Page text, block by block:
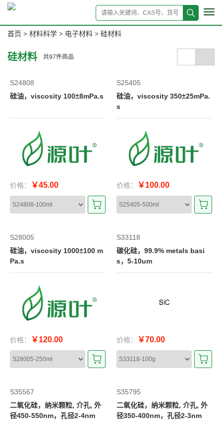
首页 > 材料科学 > 电子材料 > 硅材料
硅材料 共97件商品
S24808
硅油，viscosity 100±8mPa.s
价格： ￥45.00
S25405
硅油，viscosity 350±25mPa.
s
价格： ￥100.00
S28005
硅油，viscosity 1000±100 m
Pa.s
价格： ￥120.00
S33118
碳化硅，99.9% metals basi
s，5-10um
价格： ￥70.00
S35567
二氧化硅，纳米颗粒, 介孔, 外
径450-550nm，孔径2-4nm
S35795
二氧化硅，纳米颗粒, 介孔, 外
径350-400nm，孔径2-3nm